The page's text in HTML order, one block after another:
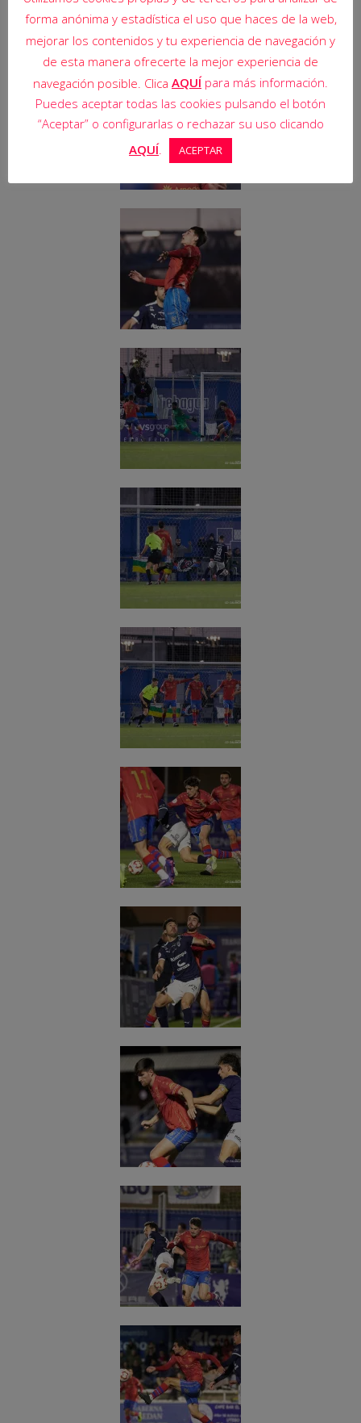
forma anónima y estadística el uso que haces de la web,
mejorar los contenidos y tu experiencia de navegación y
de esta manera ofrecerte la mejor experiencia de
navegación posible. Clica AQUÍpara más información.
Puedes aceptar todas las cookies pulsando el botón
“Aceptar” o configurarlas o rechazar su uso clicando
AQUÍ. ACEPTAR